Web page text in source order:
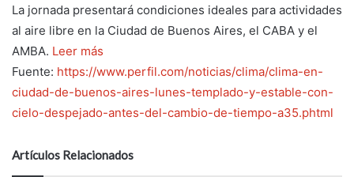
La jornada presentará condiciones ideales para actividades
al aire libre en la Ciudad de Buenos Aires, el CABA y el
AMBA. Leer más
Fuente: https://www.perfil.com/noticias/clima/clima-en-
ciudad-de-buenos-aires-lunes-templado-y-estable-con-
cielo-despejado-antes-del-cambio-de-tiempo-a35.phtml
Artículos Relacionados